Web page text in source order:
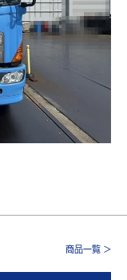
商品一覧 >